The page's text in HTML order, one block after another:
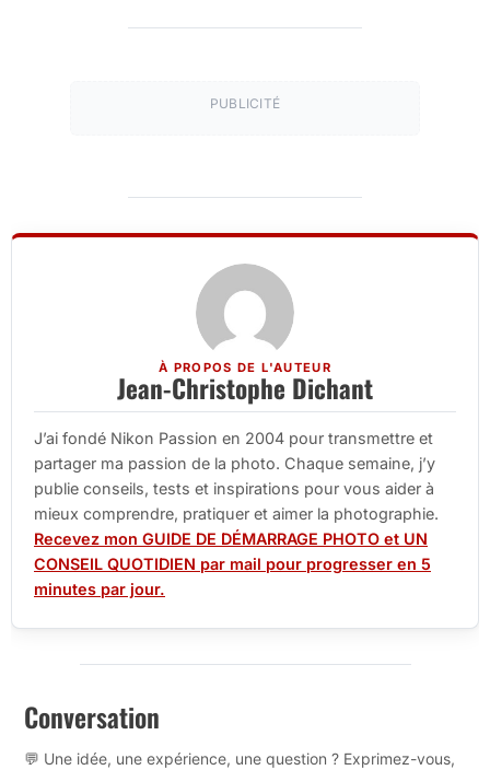
PUBLICITÉ
À PROPOS DE L'AUTEUR
Jean-Christophe Dichant
J’ai fondé Nikon Passion en 2004 pour transmettre et
partager ma passion de la photo. Chaque semaine, j’y
publie conseils, tests et inspirations pour vous aider à
mieux comprendre, pratiquer et aimer la photographie.
Recevez mon GUIDE DE DÉMARRAGE PHOTO et UN
CONSEIL QUOTIDIEN par mail pour progresser en 5
minutes par jour.
Conversation
💬 Une idée, une expérience, une question ? Exprimez-vous,